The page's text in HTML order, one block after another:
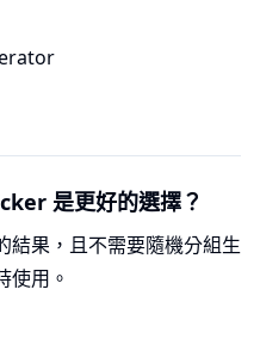
是更好的選擇？
結果，且不需要隨機分組生
使用。